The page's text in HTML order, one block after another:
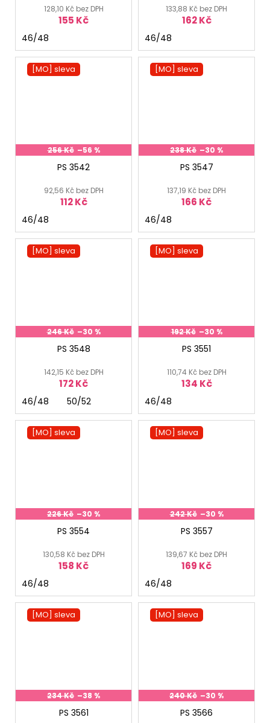
128,10 Kč bez DPH
155 Kč
46/48
133,88 Kč bez DPH
162 Kč
46/48
[MO] sleva
256 Kč –56 %
PS 3542
92,56 Kč bez DPH
112 Kč
46/48
[MO] sleva
238 Kč –30 %
PS 3547
137,19 Kč bez DPH
166 Kč
46/48
[MO] sleva
246 Kč –30 %
PS 3548
142,15 Kč bez DPH
172 Kč
46/48 50/52
[MO] sleva
192 Kč –30 %
PS 3551
110,74 Kč bez DPH
134 Kč
46/48
[MO] sleva
226 Kč –30 %
PS 3554
130,58 Kč bez DPH
158 Kč
46/48
[MO] sleva
242 Kč –30 %
PS 3557
139,67 Kč bez DPH
169 Kč
46/48
[MO] sleva
234 Kč –38 %
PS 3561
[MO] sleva
240 Kč –30 %
PS 3566